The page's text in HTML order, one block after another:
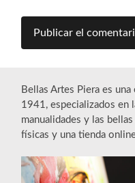
Bellas Artes Piera es
1941, especializados en
manualidades y las
físicas y una tienda